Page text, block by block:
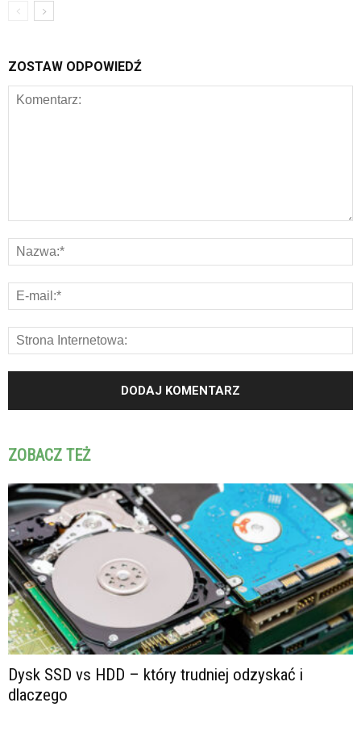
ZOSTAW ODPOWIEDŹ
ZOBACZ TEŻ
Dysk SSD vs HDD – który trudniej odzyskać i
dlaczego